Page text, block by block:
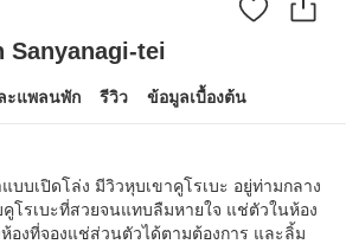
Sanyanagi-tei
ะแพลนพัก รีวิว ข้อมูลเบื้องต้น
บบเปิดโล่ง มีวิวหุบเขาคูโรเบะ อยู่ท่ามกลาง
โรเบะที่สวยจนแทบลืมหายใจ แช่ตัวในห้อง
องที่จองแช่ส่วนตัวได้ตามต้องการ และลิ้ม